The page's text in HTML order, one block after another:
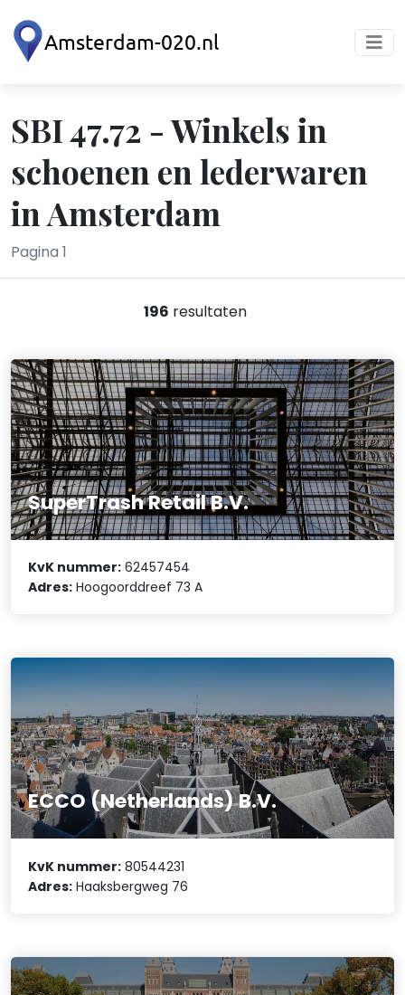
SBI 47.72 - Winkels in
schoenen en lederwaren
in Amsterdam
Pagina 1
196 resultaten
SuperTrash Retail B.V.
KvK nummer: 62457454
Adres: Hoogoorddreef 73 A
ECCO (Netherlands) B.V.
KvK nummer: 80544231
Adres: Haaksbergweg 76